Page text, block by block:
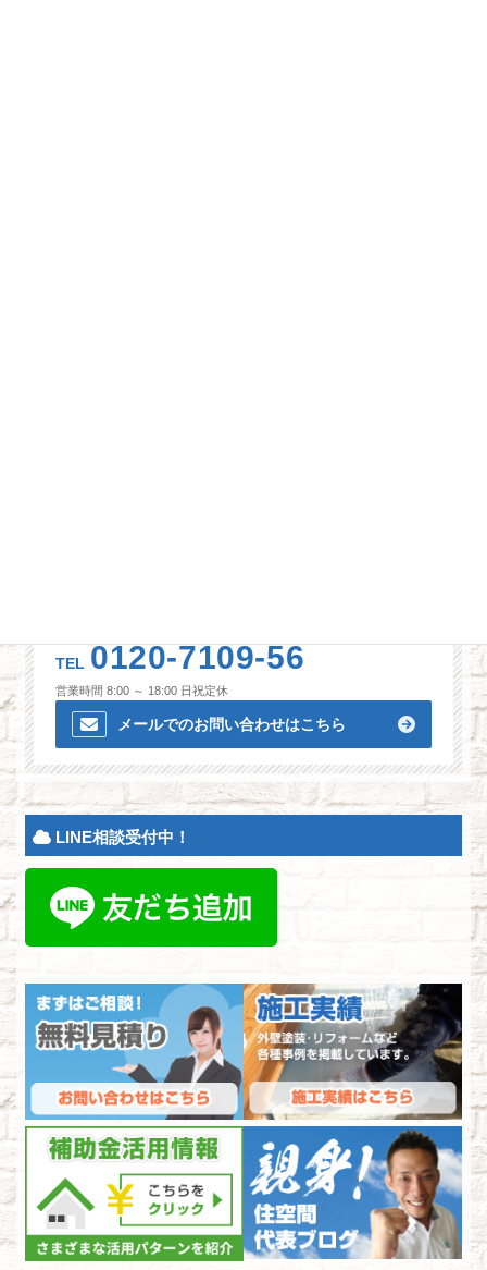
TEL 0120-7109-56
営業時間 8:00 ～ 18:00 日祝定休
メールでのお問い合わせはこちら
LINE相談受付中！